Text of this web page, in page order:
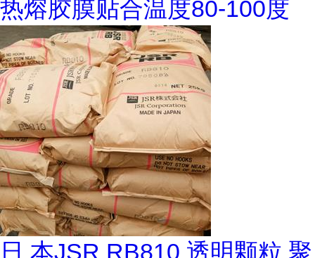
热熔胶膜贴合温度80-100度
日 本JSR RB810 透明颗粒 聚